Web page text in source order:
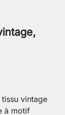
vintage
à motif